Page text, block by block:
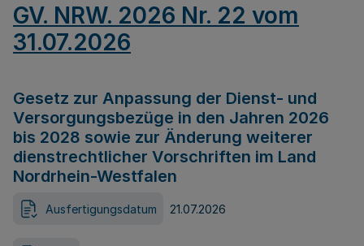
GV. NRW. 2026 Nr. 22 vom
31.07.2026
Gesetz zur Anpassung der Dienst- und
Versorgungsbezüge in den Jahren 2026
bis 2028 sowie zur Änderung weiterer
dienstrechtlicher Vorschriften im Land
Nordrhein-Westfalen
Ausfertigungsdatum 21.07.2026